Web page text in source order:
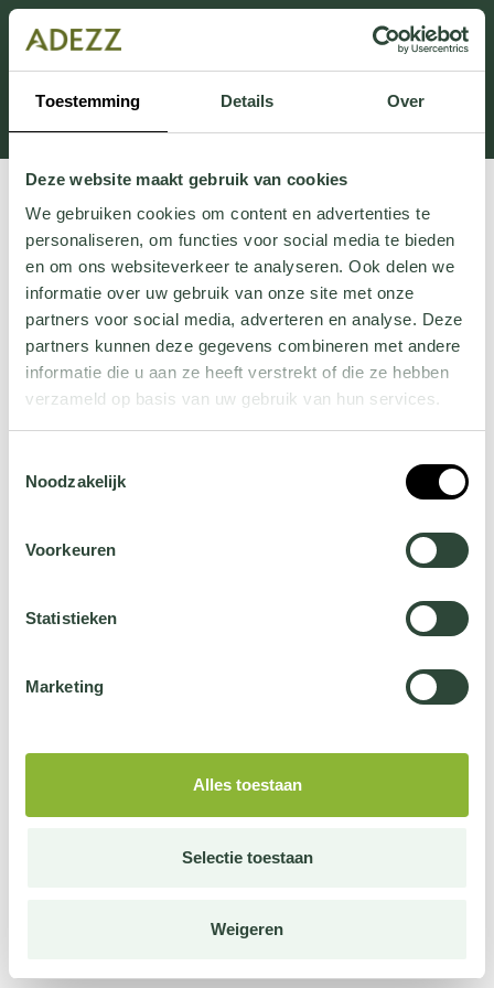
Toestemming Details Over
Deze website maakt gebruik van cookies
We gebruiken cookies om content en advertenties te
personaliseren, om functies voor social media te bieden
en om ons websiteverkeer te analyseren. Ook delen we
informatie over uw gebruik van onze site met onze
partners voor social media, adverteren en analyse. Deze
partners kunnen deze gegevens combineren met andere
informatie die u aan ze heeft verstrekt of die ze hebben
verzameld op basis van uw gebruik van hun services.
jehier.
Noodzakelijk
Voorkeuren
Statistieken
Marketing
Alles toestaan
Selectie toestaan
Weigeren
Cette section est actuellement en maintenance.
Si vous manquez des informations, vous pouvez nous
appeler au +31 413 395 295 ou nous envoyer un e-